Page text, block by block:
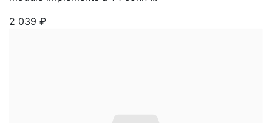
2 039 ₽